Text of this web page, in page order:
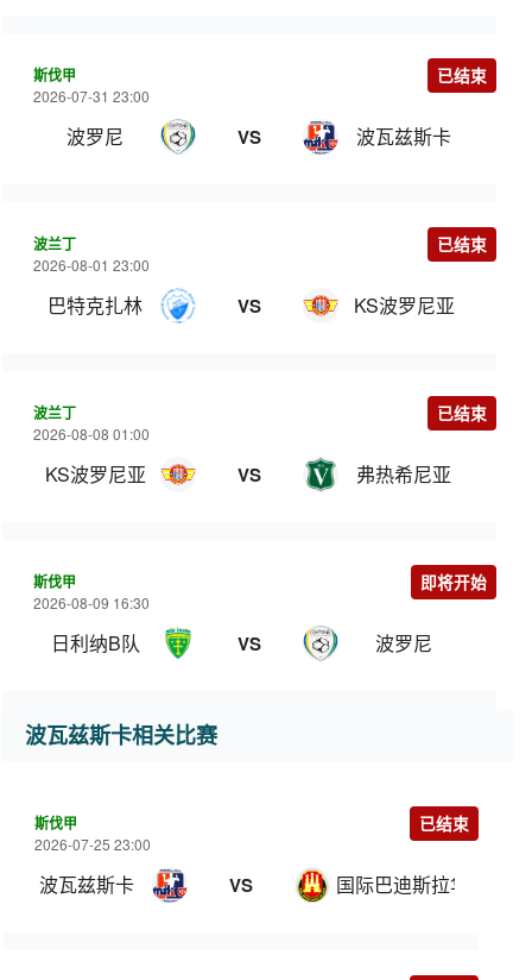
斯伐甲
2026-07-31 23:00
波罗尼 VS 波瓦兹斯卡
已结束
波兰丁
2026-08-01 23:00
巴特克扎林 VS KS波罗尼亚
已结束
波兰丁
2026-08-08 01:00
KS波罗尼亚 VS 弗热希尼亚
已结束
斯伐甲
2026-08-09 16:30
日利纳B队 VS 波罗尼
即将开始
波瓦兹斯卡相关比赛
斯伐甲
2026-07-25 23:00
波瓦兹斯卡 VS 国际巴迪斯拉华
已结束